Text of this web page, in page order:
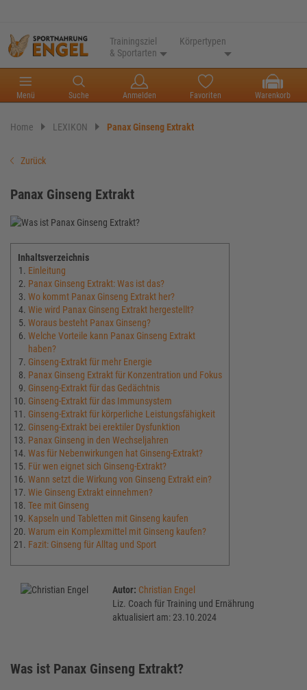
Trainingsziel
& Sportarten
Körpertypen
Menü Suche Anmelden Favoriten Warenkorb
Home LEXIKON Panax Ginseng Extrakt
Zurück
Panax Ginseng Extrakt
Inhaltsverzeichnis
Einleitung
Panax Ginseng Extrakt: Was ist das?
Wo kommt Panax Ginseng Extrakt her?
Wie wird Panax Ginseng Extrakt hergestellt?
Woraus besteht Panax Ginseng?
Welche Vorteile kann Panax Ginseng Extrakt
haben?
Ginseng-Extrakt für mehr Energie
Panax Ginseng Extrakt für Konzentration und Fokus
Ginseng-Extrakt für das Gedächtnis
Ginseng-Extrakt für das Immunsystem
Ginseng-Extrakt für körperliche Leistungsfähigkeit
Ginseng-Extrakt bei erektiler Dysfunktion
Panax Ginseng in den Wechseljahren
Was für Nebenwirkungen hat Ginseng-Extrakt?
Für wen eignet sich Ginseng-Extrakt?
Wann setzt die Wirkung von Ginseng Extrakt ein?
Wie Ginseng Extrakt einnehmen?
Tee mit Ginseng
Kapseln und Tabletten mit Ginseng kaufen
Warum ein Komplexmittel mit Ginseng kaufen?
Fazit: Ginseng für Alltag und Sport
Autor: Christian Engel
Liz. Coach für Training und Ernährung
aktualisiert am: 23.10.2024
Was ist Panax Ginseng Extrakt?